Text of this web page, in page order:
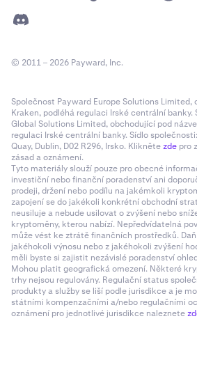
© 2011 – 2026 Payward, Inc.
Společnost Payward Europe Solutions Limited,
Kraken, podléhá regulaci Irské centrální banky.
Global Solutions Limited, obchodující pod
regulaci Irské centrální banky. Sídlo společnosti:
Quay, Dublin, D02 R296, Irsko. Kliknětezde pro
zásad a oznámení.
Tyto materiály slouží pouze pro obecné
investiční nebo finanční poradenství ani
prodeji, držení nebo podílu na jakémkoli
zapojení se do jakékoli konkrétní obchodní
neusiluje a nebude usilovat o zvýšení nebo
kryptoměny, kterou nabízí. Nepředvídatelná
může vést ke ztrátě finančních prostředků.
jakéhokoli výnosu nebo z jakéhokoli zvýšení
měli byste si zajistit nezávislé poradenství
Mohou platit geografická omezení. Některé
trhy nejsou regulovány. Regulační status
produkty a služby se liší podle jurisdikce a je
státními kompenzačními a/nebo regulačními
oznámení pro jednotlivé jurisdikce naleznete